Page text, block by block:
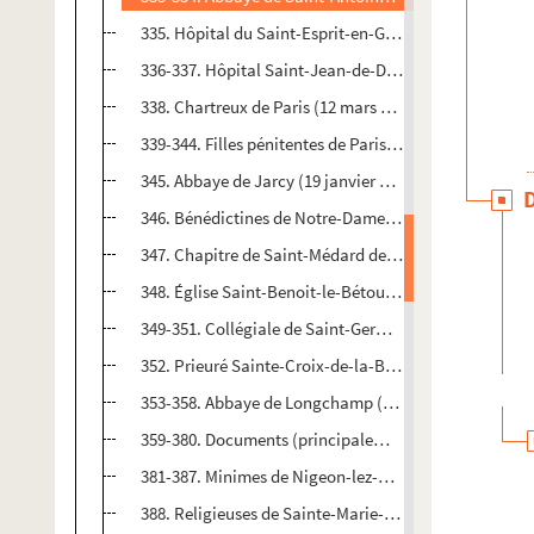
335. Hôpital du Saint-Esprit-en-Grève à Paris (24
336-337. Hôpital Saint-Jean-de-Dieu de Paris (10
338. Chartreux de Paris (12 mars 1634)
339-344. Filles pénitentes de Paris (15 avril 1572-3
345. Abbaye de Jarcy (19 janvier 1639)
346. Bénédictines de Notre-Dame du Calvaire de Paris
347. Chapitre de Saint-Médard de Paris (30 septembre
348. Église Saint-Benoit-le-Bétourné (8 mars 1647)
349-351. Collégiale de Saint-Germain-l'Auxerrois, à
352. Prieuré Sainte-Croix-de-la-Bretonnerie, à Paris
353-358. Abbaye de Longchamp (15 décembre 1577-25
359-380. Documents (principalement des
381-387. Minimes de Nigeon-lez-Paris (17 janvier
388. Religieuses de Sainte-Marie-Madeleine de Paris